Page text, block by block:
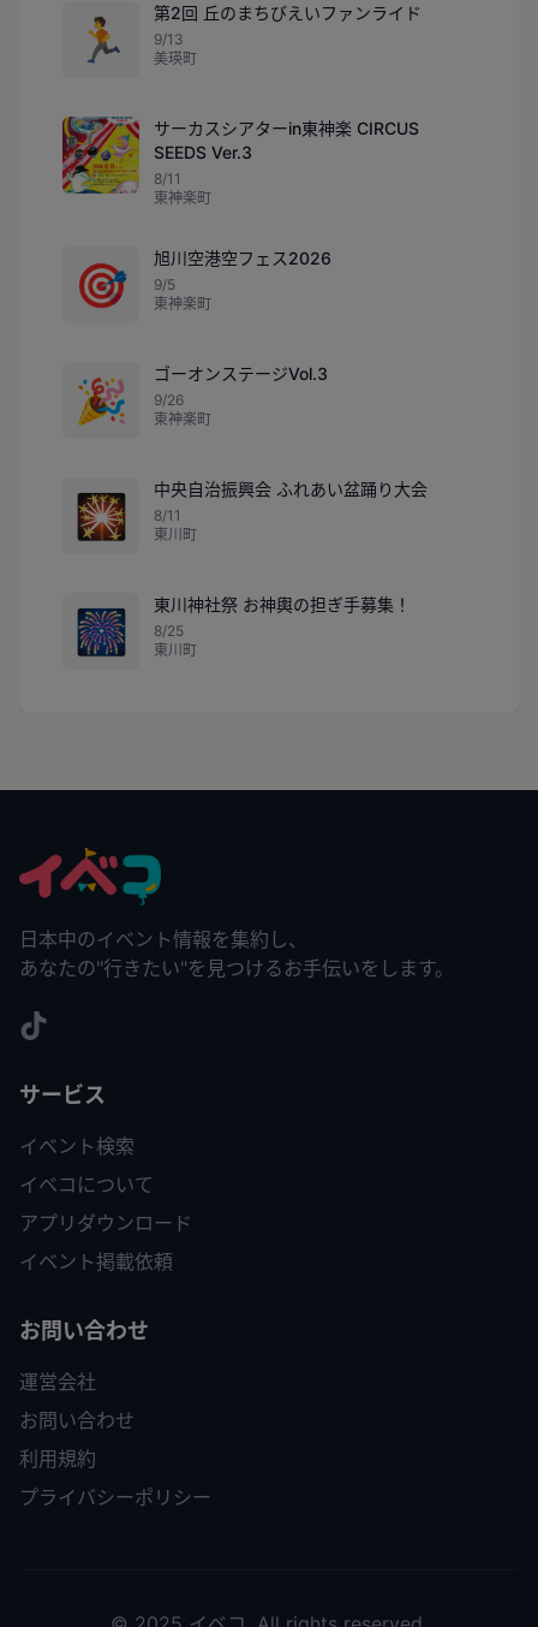
🏃
第2回 丘のまちびえいファンライド
9/13
美瑛町
サーカスシアターin東神楽 CIRCUS
SEEDS Ver.3
8/11
東神楽町
🎯
旭川空港空フェス2026
9/5
東神楽町
🎉
ゴーオンステージVol.3
9/26
東神楽町
🎇
中央自治振興会 ふれあい盆踊り大会
8/11
東川町
🎆
東川神社祭 お神輿の担ぎ手募集！
8/25
東川町
日本中のイベント情報を集約し、
あなたの"行きたい"を見つけるお手伝いをします。
サービス
イベント検索
イベコについて
アプリダウンロード
イベント掲載依頼
お問い合わせ
運営会社
お問い合わせ
利用規約
プライバシーポリシー